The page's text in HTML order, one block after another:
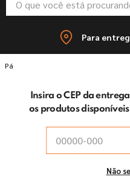
Para
Insira o CEP da
os produtos
Não